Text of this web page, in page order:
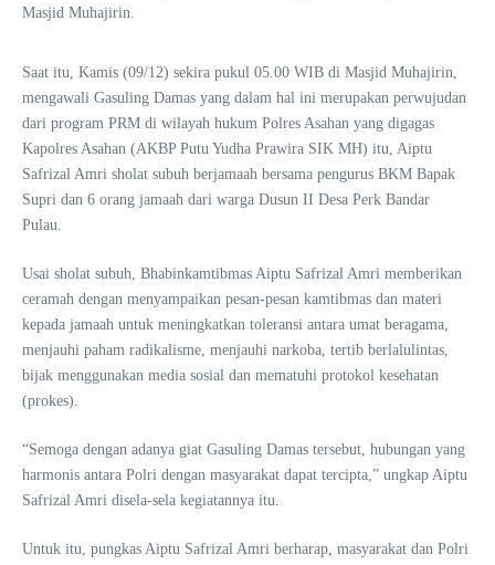
Masjid Muhajirin.
Saat itu, Kamis (09/12) sekira pukul 05.00 WIB di Masjid Muhajirin,
mengawali Gasuling Damas yang dalam hal ini merupakan perwujudan
dari program PRM di wilayah hukum Polres Asahan yang digagas
Kapolres Asahan (AKBP Putu Yudha Prawira SIK MH) itu, Aiptu
Safrizal Amri sholat subuh berjamaah bersama pengurus BKM Bapak
Supri dan 6 orang jamaah dari warga Dusun II Desa Perk Bandar
Pulau.
Usai sholat subuh, Bhabinkamtibmas Aiptu Safrizal Amri memberikan
ceramah dengan menyampaikan pesan-pesan kamtibmas dan materi
kepada jamaah untuk meningkatkan toleransi antara umat beragama,
menjauhi paham radikalisme, menjauhi narkoba, tertib berlalulintas,
bijak menggunakan media sosial dan mematuhi protokol kesehatan
(prokes).
“Semoga dengan adanya giat Gasuling Damas tersebut, hubungan yang
harmonis antara Polri dengan masyarakat dapat tercipta,” ungkap Aiptu
Safrizal Amri disela-sela kegiatannya itu.
Untuk itu, pungkas Aiptu Safrizal Amri berharap, masyarakat dan Polri